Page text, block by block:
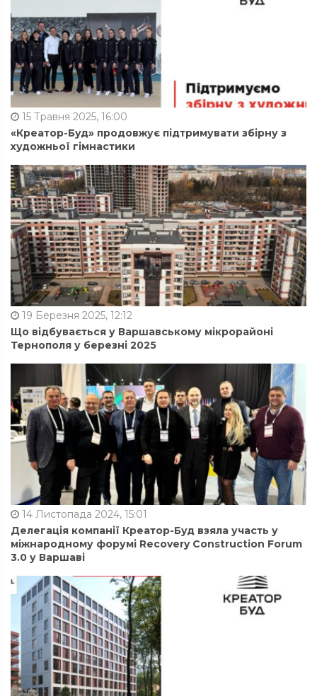
15 Травня 2025, 16:00
«Креатор-Буд» продовжує підтримувати збірну з
художньої гімнастики
19 Березня 2025, 12:12
Що відбувається у Варшавському мікрорайоні
Тернополя у березні 2025
14 Листопада 2024, 15:01
Делегація компанії Креатор-Буд взяла участь у
міжнародному форумі Recovery Construction Forum
3.0 у Варшаві